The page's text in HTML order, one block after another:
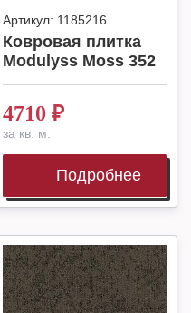
Артикул: 1185216
Ковровая плитка
Modulyss Moss 352
4710 ₽
за кв. м.
Подробнее